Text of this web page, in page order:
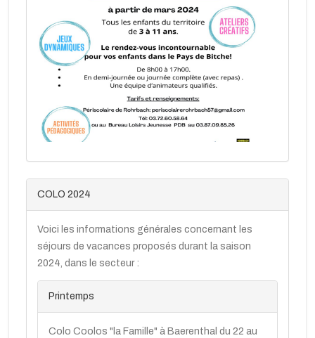
COLO 2024
Voici les informations générales concernant les
séjours de vacances proposés durant la saison
2024, dans le secteur :
Printemps
Colo Coolos "la Famille" à Baerenthal du 22 au